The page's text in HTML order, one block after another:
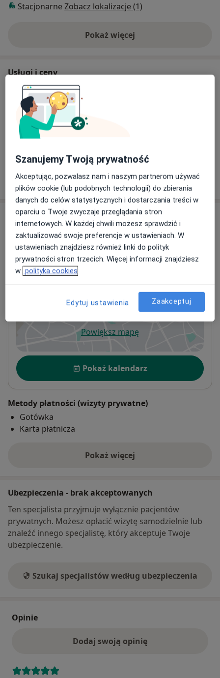
Stacjonarne Zobacz lokalizacje (1)
Pokaż więcejo doświadczeniu
Usługi i ceny
Konsultacja internistyczna
Od 269 zł Szczegóły
Konsultacja telefoniczna - Internista
Od 169 zł
W jaki sposób ustalane są ceny?
Adresy (3)
Adres 1 Adres 2 Adres 3
Centrum Medyczne LUX MED Opole -
Chabrów 117,45-221Opole
Powiększ mapęotwiera się w nowej karcie
Dostępność
Pokaż kalendarz
Metody płatności (wizyty prywatne)
Gotówka
Karta płatnicza
Pokaż więcej
o adresie
Ubezpieczenia - brak akceptowanych
Ten specjalista przyjmuje wyłącznie pacjentów
prywatnych. Możesz opłacić wizytę samodzielnie lub
znaleźć innego specjalistę, który akceptuje Twoje
ubezpieczenie.
Szukaj specjalistów według ubezpieczenia
Opinie
Dodaj swoją opinię
Szanujemy Twoją prywatność
Akceptując, pozwalasz nam i naszym partnerom używać
plików cookie (lub podobnych technologii) do zbierania
danych do celów statystycznych i dostarczania treści w
oparciu o Twoje zwyczaje przeglądania stron
internetowych. W każdej chwili możesz sprawdzić i
zaktualizować swoje preferencje w ustawieniach. W
ustawieniach znajdziesz również linki do polityk
prywatności stron trzecich. Więcej informacji znajdziesz
w polityka cookies
Edytuj ustawienia Zaakceptuj